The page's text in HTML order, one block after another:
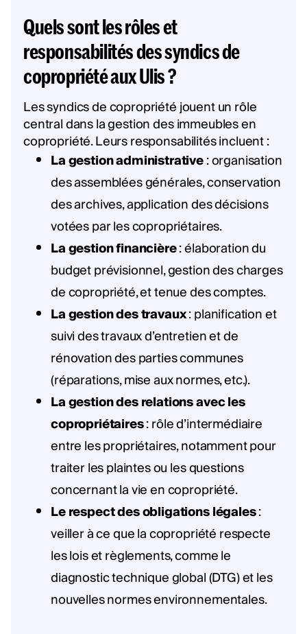
Quels sont les rôles et
responsabilités des syndics de
copropriété aux Ulis ?
Les syndics de copropriété jouent un rôle
central dans la gestion des immeubles en
copropriété. Leurs responsabilités incluent :
La gestion administrative: organisation
des assemblées générales, conservation
des archives, application des décisions
votées par les copropriétaires.
La gestion financière: élaboration du
budget prévisionnel, gestion des charges
de copropriété, et tenue des comptes.
La gestion des travaux: planification et
suivi des travaux d’entretien et de
rénovation des parties communes
(réparations, mise aux normes, etc.).
La gestion des relations avec les
copropriétaires: rôle d’intermédiaire
entre les propriétaires, notamment pour
traiter les plaintes ou les questions
concernant la vie en copropriété.
Le respect des obligations légales:
veiller à ce que la copropriété respecte
les lois et règlements, comme le
diagnostic technique global (DTG) et les
nouvelles normes environnementales.